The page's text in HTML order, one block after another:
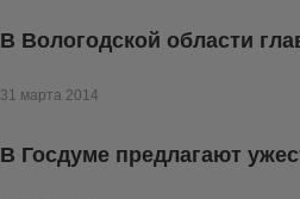
В Вологодской области
31 марта 2014
В Госдуме предлагают